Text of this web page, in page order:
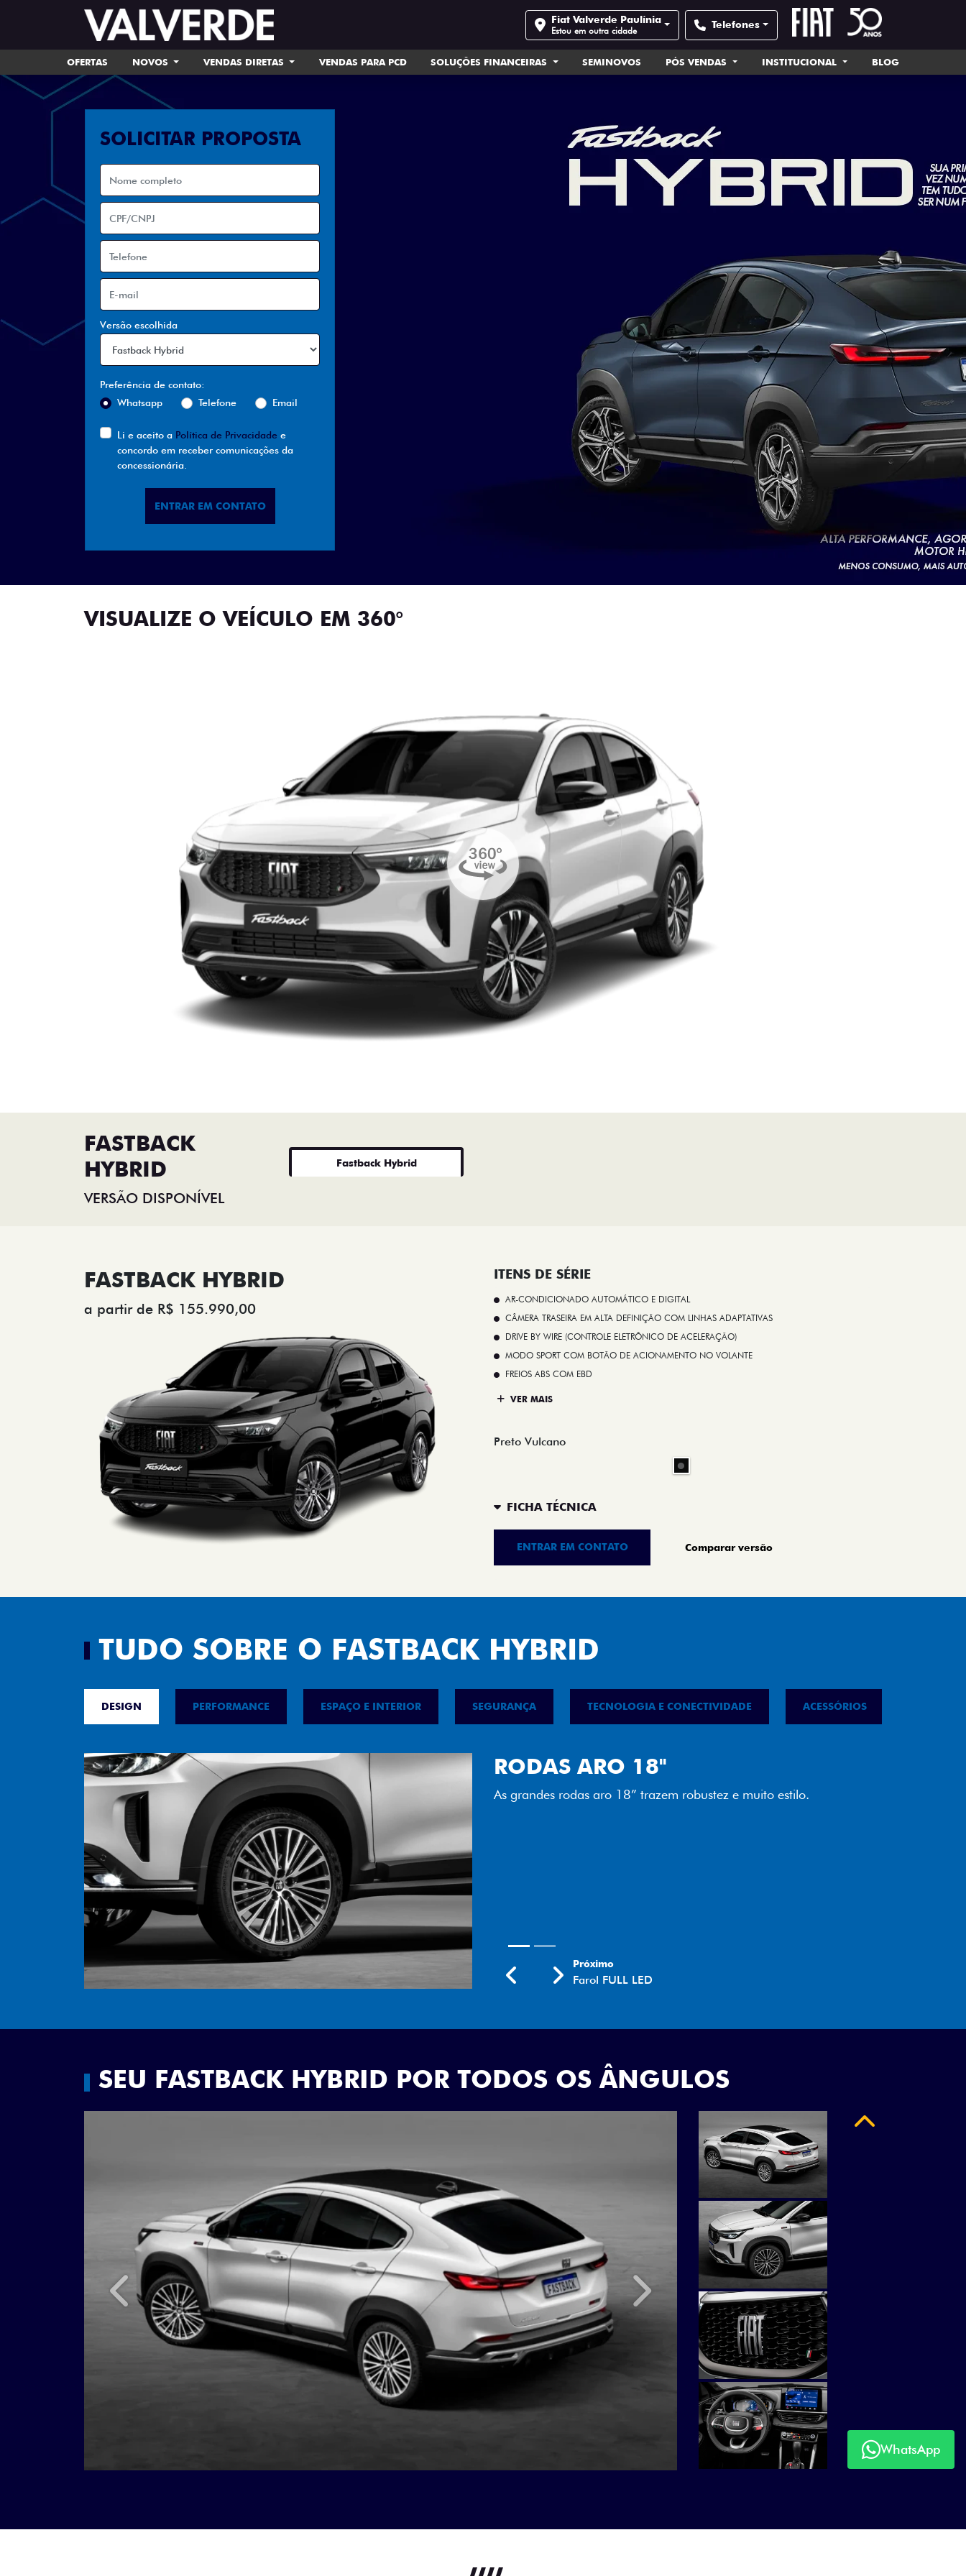
Fiat Valverde Paulínia
Estou em outra cidade Telefones
OFERTAS NOVOS VENDAS DIRETAS VENDAS PARA PCD SOLUÇÕES FINANCEIRAS SEMINOVOS PÓS VENDAS INSTITUCIONAL BLOG
SOLICITAR PROPOSTA
Versão escolhida
Preferência de contato:
Whatsapp
Telefone Email
Li e aceito a Política de Privacidade e
concordo em receber comunicações da
concessionária.
ENTRAR EM CONTATO
VISUALIZE O VEÍCULO EM 360°
FASTBACK
HYBRID
VERSÃO DISPONÍVEL
Fastback Hybrid
FASTBACK HYBRID
a partir de R$ 155.990,00
ITENS DE SÉRIE
AR-CONDICIONADO AUTOMÁTICO E DIGITAL
CÂMERA TRASEIRA EM ALTA DEFINIÇÃO COM LINHAS ADAPTATIVAS
DRIVE BY WIRE (CONTROLE ELETRÔNICO DE ACELERAÇÃO)
MODO SPORT COM BOTÃO DE ACIONAMENTO NO VOLANTE
FREIOS ABS COM EBD
VER MAIS
Preto Vulcano
FICHA TÉCNICA
ENTRAR EM CONTATO Comparar versão
TUDO SOBRE O FASTBACK HYBRID
DESIGN PERFORMANCE ESPAÇO E INTERIOR SEGURANÇA TECNOLOGIA E CONECTIVIDADE ACESSÓRIOS
FAROL FULL LED
Tecnologia dos faróis totalmente em LED garante melhor
Rodas aro 18"
SEU FASTBACK HYBRID POR TODOS OS ÂNGULOS
Próximo
WhatsApp